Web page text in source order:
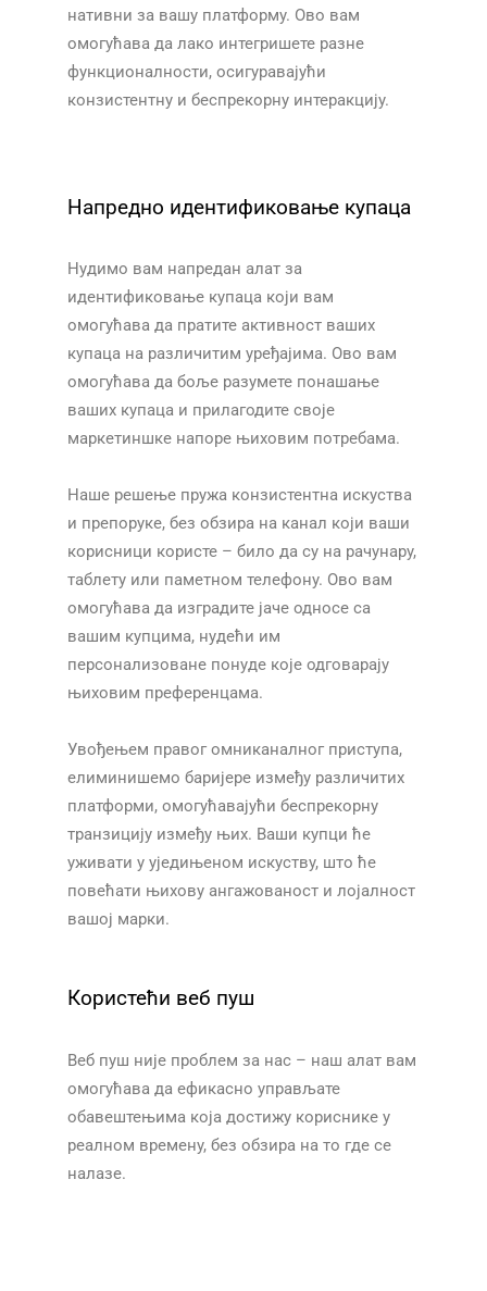
нативни за вашу платформу. Ово вам
омогућава да лако интегришете разне
функционалности, осигуравајући
конзистентну и беспрекорну интеракцију.
Напредно идентификовање купаца
Нудимо вам напредан алат за
идентификовање купаца који вам
омогућава да пратите активност ваших
купаца на различитим уређајима. Ово вам
омогућава да боље разумете понашање
ваших купаца и прилагодите своје
маркетиншке напоре њиховим потребама.
Наше решење пружа конзистентна искуства
и препоруке, без обзира на канал који ваши
корисници користе – било да су на рачунару,
таблету или паметном телефону. Ово вам
омогућава да изградите јаче односе са
вашим купцима, нудећи им
персонализоване понуде које одговарају
њиховим преференцама.
Увођењем правог омниканалног приступа,
елиминишемо баријере између различитих
платформи, омогућавајући беспрекорну
транзицију између њих. Ваши купци ће
уживати у уједињеном искуству, што ће
повећати њихову ангажованост и лојалност
вашој марки. ​​
Користећи веб пуш
Веб пуш није проблем за нас – наш алат вам
омогућава да ефикасно управљате
обавештењима која достижу кориснике у
реалном времену, без обзира на то где се
налазе.